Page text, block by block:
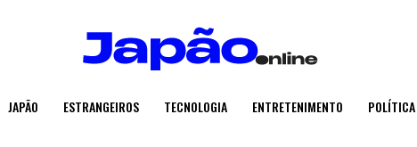
JAPÃO ESTRANGEIROS TECNOLOGIA ENTRETENIMENTO POLÍTICA